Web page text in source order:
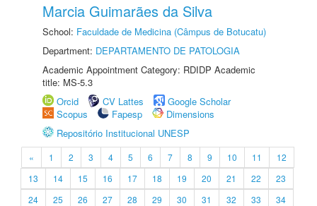
Marcia Guimarães da Silva
School: Faculdade de Medicina (Câmpus de Botucatu)
Department: DEPARTAMENTO DE PATOLOGIA
Academic Appointment Category: RDIDP Academic
title: MS-5.3
Orcid
CV Lattes
Google Scholar
Scopus
Fapesp
Dimensions
Repositório Institucional UNESP
« 1 2 3 4 5 6 7 8 9 10 11
12
13
14 15 16 17 18 19 20 21 22
23
24
25 26 27 28 29 30 31 32 33
34